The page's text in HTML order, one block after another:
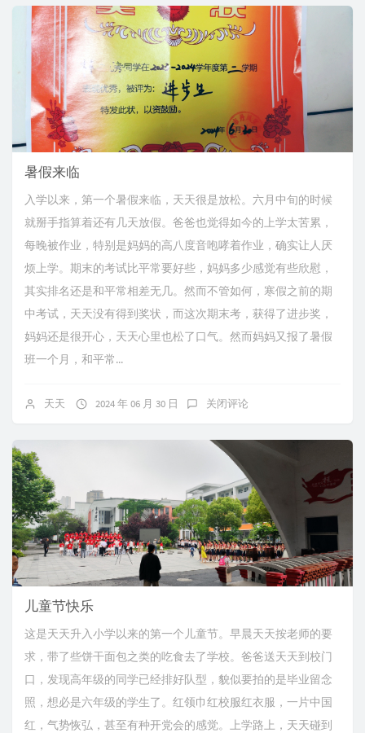
暑假来临
入学以来，第一个暑假来临，天天很是放松。六月中旬的时候
就掰手指算着还有几天放假。爸爸也觉得如今的上学太苦累，
每晚被作业，特别是妈妈的高八度音咆哮着作业，确实让人厌
烦上学。期末的考试比平常要好些，妈妈多少感觉有些欣慰，
其实排名还是和平常相差无几。然而不管如何，寒假之前的期
中考试，天天没有得到奖状，而这次期末考，获得了进步奖，
妈妈还是很开心，天天心里也松了口气。然而妈妈又报了暑假
班一个月，和平常...
天天 2024 年 06 月 30 日 关闭评论
儿童节快乐
这是天天升入小学以来的第一个儿童节。早晨天天按老师的要
求，带了些饼干面包之类的吃食去了学校。爸爸送天天到校门
口，发现高年级的同学已经排好队型，貌似要拍的是毕业留念
照，想必是六年级的学生了。红领巾红校服红衣服，一片中国
红，气势恢弘，甚至有种开党会的感觉。上学路上，天天碰到